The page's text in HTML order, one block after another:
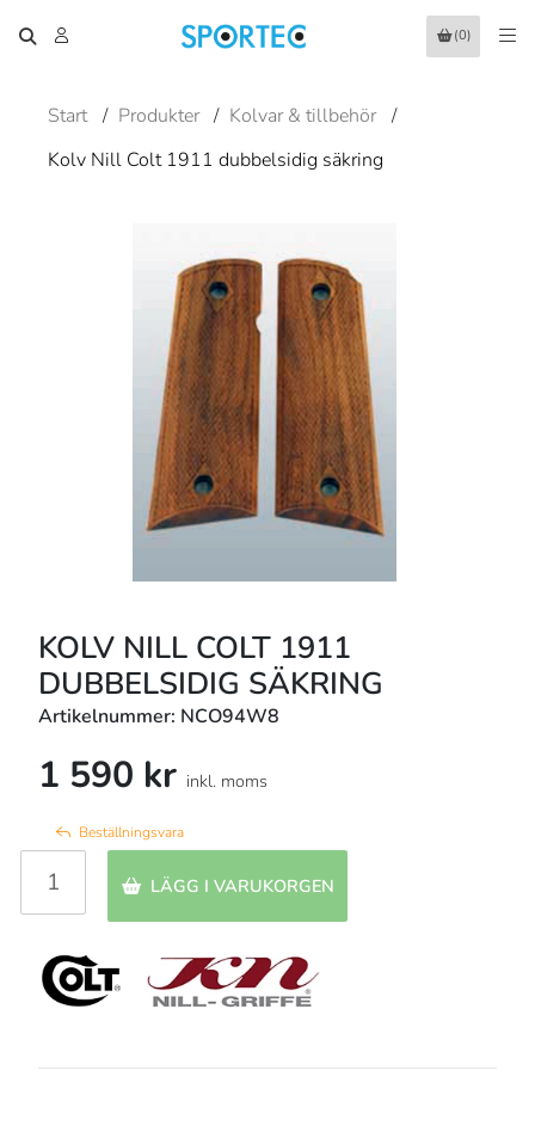
(0)
Start / Produkter / Kolvar & tillbehör /
Kolv Nill Colt 1911 dubbelsidig säkring
KOLV NILL COLT 1911
DUBBELSIDIG SÄKRING
Artikelnummer: NCO94W8
1 590 kr inkl. moms
Beställningsvara
LÄGG I VARUKORGEN